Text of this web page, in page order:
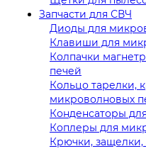
Запчасти для СВЧ
Диоды для
Клавиши для
Колпачки
печей
Кольцо тарелки,
микроволновых
Конденсаторы
Коплеры для
Крючки,